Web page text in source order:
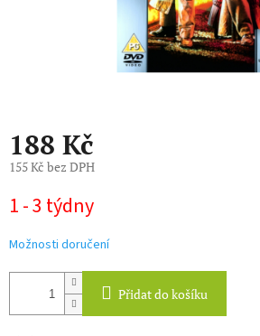
188 Kč
155 Kč bez DPH
cena:
1 - 3 týdny
Možnosti doručení
Přidat do košíku